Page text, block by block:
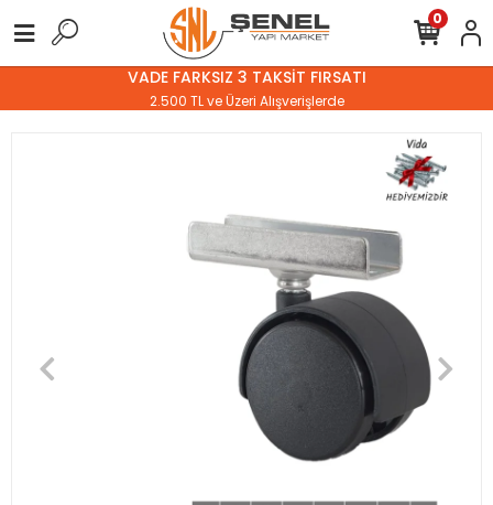
VADE FARKSIZ 3 TAKSİT FIRSATI
2.500 TL ve Üzeri Alışverişlerde
0